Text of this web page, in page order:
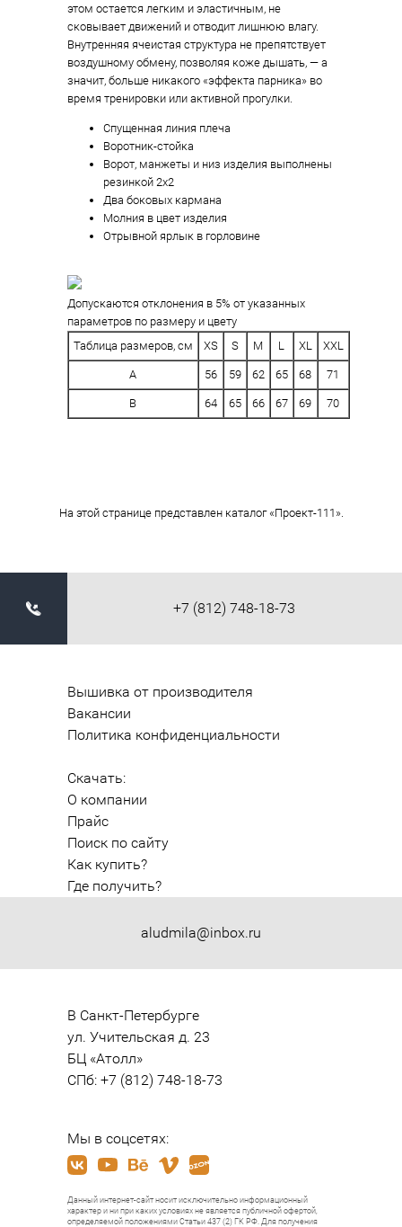
этом остается легким и эластичным, не
сковывает движений и отводит лишнюю влагу.
Внутренняя ячеистая структура не препятствует
воздушному обмену, позволяя коже дышать, — а
значит, больше никакого «эффекта парника» во
время тренировки или активной прогулки.
Спущенная линия плеча
Воротник-стойка
Ворот, манжеты и низ изделия выполнены
резинкой 2х2
Два боковых кармана
Молния в цвет изделия
Отрывной ярлык в горловине
Допускаются отклонения в 5% от указанных
параметров по размеру и цвету
Таблица размеров, см
XS S M L XL XXL
A 56 59 62 65 68 71
B 64 65 66 67 69 70
На этой странице представлен каталог «Проект-111».
+7 (812) 748-18-73
aludmila@inbox.ru
Вышивка от производителя
Вакансии
Политика конфиденциальности
Скачать:
О компании
Прайс
Поиск по сайту
Как купить?
Где получить?
В Санкт-Петербурге
ул. Учительская д. 23
БЦ «Атолл»
СПб: +7 (812) 748-18-73
Мы в соцсетях:
Данный интернет-сайт носит исключительно информационный
характер и ни при каких условиях не является публичной офертой,
определяемой положениями Статьи 437 (2) ГК РФ. Для получения